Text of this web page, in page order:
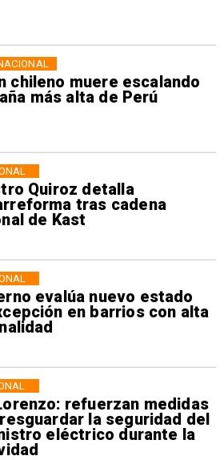
chileno muere escalando
más alta de Perú
Quiroz detalla
tras cadena
de Kast
evalúa nuevo estado
en barrios con alta
refuerzan medidas
la seguridad del
eléctrico durante la